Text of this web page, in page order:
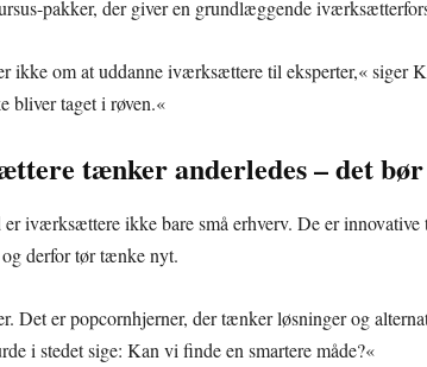
pakker, der giver en grundlæggende
ikke om at uddanne iværksættere til eksperter,« siger
bliver taget i røven.«
tænker anderledes – det
iværksættere ikke bare små erhverv. De er
derfor tør tænke nyt.
Det er popcornhjerner, der tænker løsninger og
i stedet sige: Kan vi finde en smartere måde?«